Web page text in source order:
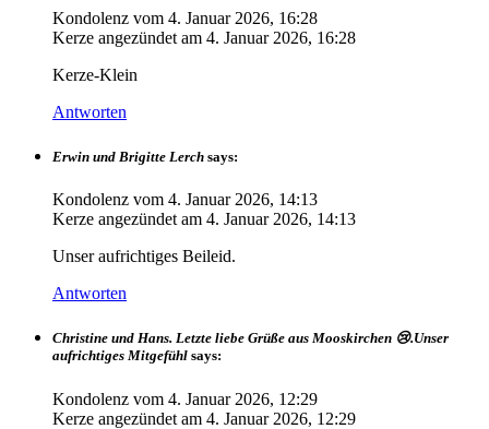
Kondolenz vom 4. Januar 2026, 16:28
Kerze angezündet am 4. Januar 2026, 16:28
Kerze-Klein
Antworten
Erwin und Brigitte Lerch says:
Kondolenz vom 4. Januar 2026, 14:13
Kerze angezündet am 4. Januar 2026, 14:13
Unser aufrichtiges Beileid.
Antworten
Christine und Hans. Letzte liebe Grüße aus Mooskirchen 😢.Unser
aufrichtiges Mitgefühl says:
Kondolenz vom 4. Januar 2026, 12:29
Kerze angezündet am 4. Januar 2026, 12:29